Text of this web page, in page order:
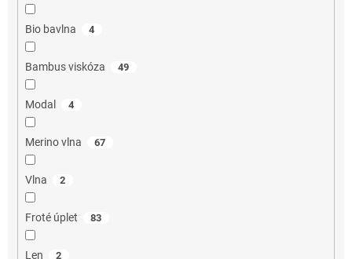
Bio bavlna 4
Bambus viskóza 49
Modal 4
Merino vlna 67
Vlna 2
Froté úplet 83
Len 2